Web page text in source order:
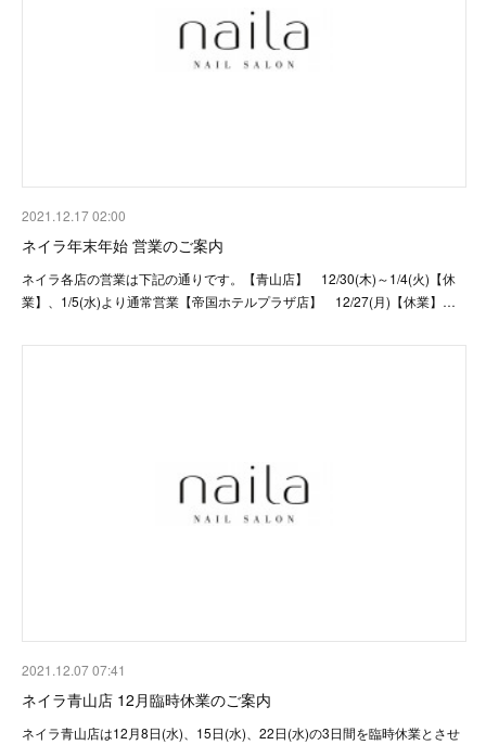
2021.12.17 02:00
ネイラ年末年始 営業のご案内
ネイラ各店の営業は下記の通りです。【青山店】 12/30(木)～1/4(火)【休
業】、1/5(水)より通常営業【帝国ホテルプラザ店】 12/27(月)【休業】…
2021.12.07 07:41
ネイラ青山店 12月臨時休業のご案内
ネイラ青山店は12月8日(水)、15日(水)、22日(水)の3日間を臨時休業とさせ